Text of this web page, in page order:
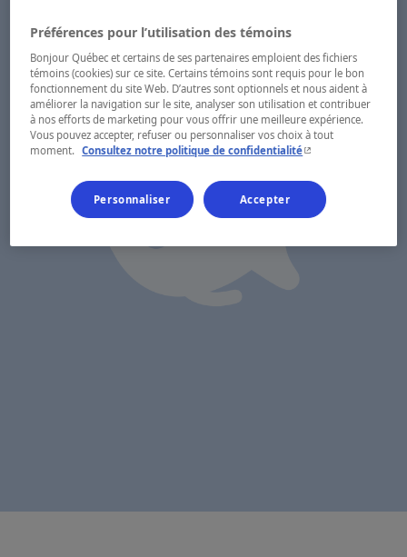
Préférences pour l’utilisation des témoins
Bonjour Québec et certains de ses partenaires emploient des fichiers
témoins (cookies) sur ce site. Certains témoins sont requis pour le bon
fonctionnement du site Web. D’autres sont optionnels et nous aident à
améliorer la navigation sur le site, analyser son utilisation et contribuer
à nos efforts de marketing pour vous offrir une meilleure expérience.
Vous pouvez accepter, refuser ou personnaliser vos choix à tout
moment.
Consultez notre politique de confidentialité- Cet hyperlien
Personnaliser Accepter